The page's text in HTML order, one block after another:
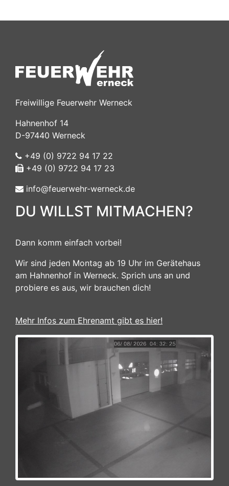
Freiwillige Feuerwehr Werneck
Hahnenhof 14
D-97440 Werneck
+49 (0) 9722 94 17 22
+49 (0) 9722 94 17 23
info@feuerwehr-werneck.de
DU WILLST MITMACHEN?
Dann komm einfach vorbei!
Wir sind jeden Montag ab 19 Uhr im Gerätehaus
am Hahnenhof in Werneck. Sprich uns an und
probiere es aus, wir brauchen dich!
Mehr Infos zum Ehrenamt gibt es hier!